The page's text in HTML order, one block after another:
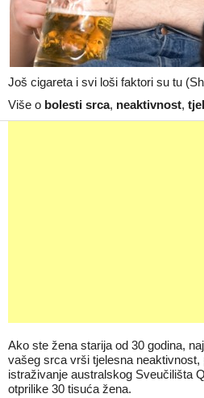
Još cigareta i svi loši faktori su tu
Više o bolesti srca, neaktivnost,
Ako ste žena starija od 30 godina,
vašeg srca vrši tjelesna neaktivnost,
istraživanje australskog Sveučilišta
otprilike 30 tisuća žena.